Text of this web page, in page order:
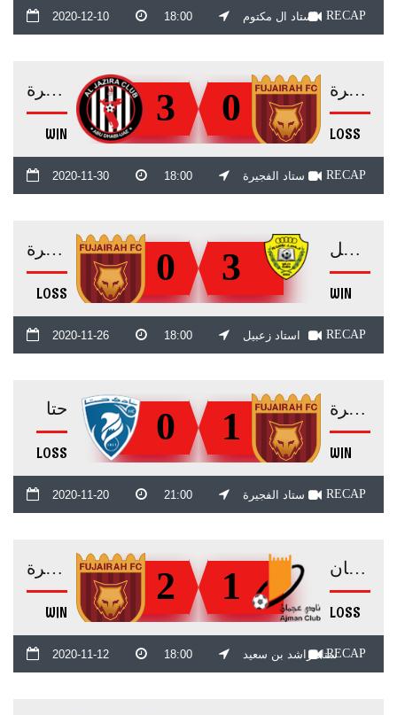
2020-12-10 18:00 استاد ال مكتوم RECAP
3 الجزيرة
WIN
0 الفجيرة
LOSS
2020-11-30 18:00 ستاد الفجيرة RECAP
0 الفجيرة
LOSS
3 الوصل
WIN
2020-11-26 18:00 استاد زعبيل RECAP
0 حتا
LOSS
1 الفجيرة
WIN
2020-11-20 21:00 ستاد الفجيرة RECAP
2 الفجيرة
WIN
1 عجمان
LOSS
2020-11-12 18:00 ستاد راشد بن سعيدRECAP